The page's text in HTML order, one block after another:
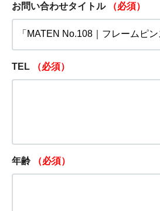
お問い合わせタイトル （必須）
TEL （必須）
年齢 （必須）